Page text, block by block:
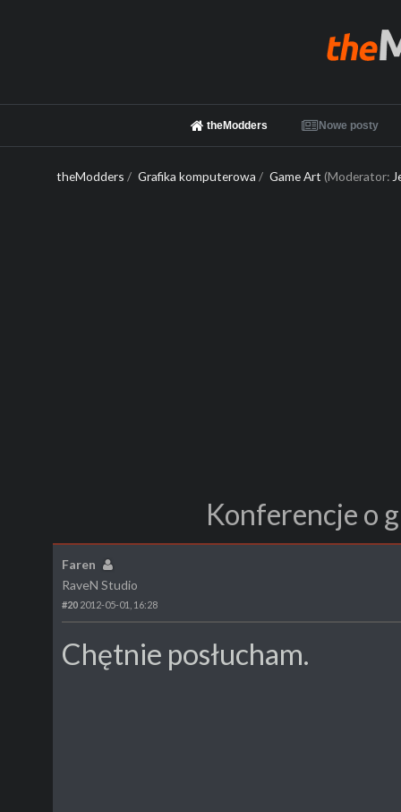
theModders Nowe posty
theModders / Grafika komputerowa / Game Art (Moderator:
Konferencje o
Faren
RaveN Studio
#20 2012-05-01, 16:28
Chętnie posłucham.